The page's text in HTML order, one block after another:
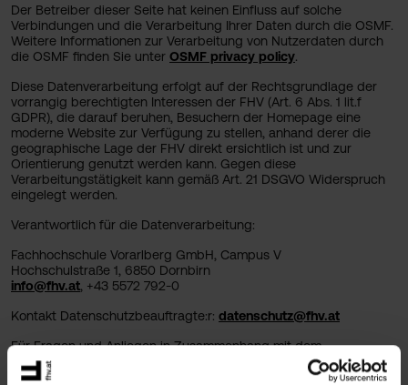
Der Betreiber dieser Seite hat keinen Einfluss auf solche
Verbindungen und die Verarbeitung Ihrer Daten durch die OSMF.
Weitere Informationen zur Verarbeitung von Nutzerdaten durch
die OSMF finden Sie unter OSMF privacy policy.
Diese Datenverarbeitung erfolgt auf der Rechtsgrundlage der
vorrangig berechtigten Interessen der FHV (Art. 6 Abs. 1 lit.f
GDPR), die darauf beruhen, Besuchern der Homepage eine
moderne Website zur Verfügung zu stellen, anhand derer die
geographische Lage der FHV direkt ersichtlich ist und zur
Orientierung genutzt werden kann. Gegen diese
Verarbeitungstätigkeit kann gemäß Art. 21 DSGVO Widerspruch
eingelegt werden.
Verantwortlich für die Datenverarbeitung:
Fachhochschule Vorarlberg GmbH, Campus V
Hochschulstraße 1, 6850 Dornbirn
info@fhv.at, +43 5572 792-0
Kontakt Datenschutzbeauftragte:r: datenschutz@fhv.at
Für Fragen und Anliegen in Zusammenhang mit dem
Datenschutz an der FHV steht Ihnen gerne unsere interne
Ansprechperson zur Verfügung, welche Sie per E-Mail